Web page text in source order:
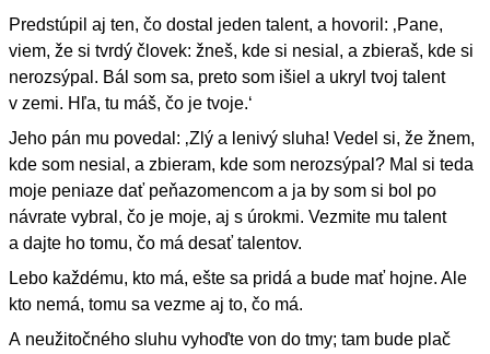
Predstúpil aj ten, čo dostal jeden talent, a hovoril: ‚Pane,
viem, že si tvrdý človek: žneš, kde si nesial, a zbieraš, kde si
nerozsýpal. Bál som sa, preto som išiel a ukryl tvoj talent
v zemi. Hľa, tu máš, čo je tvoje.‘
Jeho pán mu povedal: ‚Zlý a lenivý sluha! Vedel si, že žnem,
kde som nesial, a zbieram, kde som nerozsýpal? Mal si teda
moje peniaze dať peňazomencom a ja by som si bol po
návrate vybral, čo je moje, aj s úrokmi. Vezmite mu talent
a dajte ho tomu, čo má desať talentov.
Lebo každému, kto má, ešte sa pridá a bude mať hojne. Ale
kto nemá, tomu sa vezme aj to, čo má.
A neužitočného sluhu vyhoďte von do tmy; tam bude plač